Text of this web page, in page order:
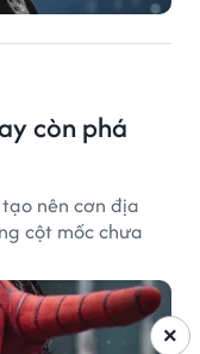
còn phá
nên cơn địa
cột mốc chưa
×